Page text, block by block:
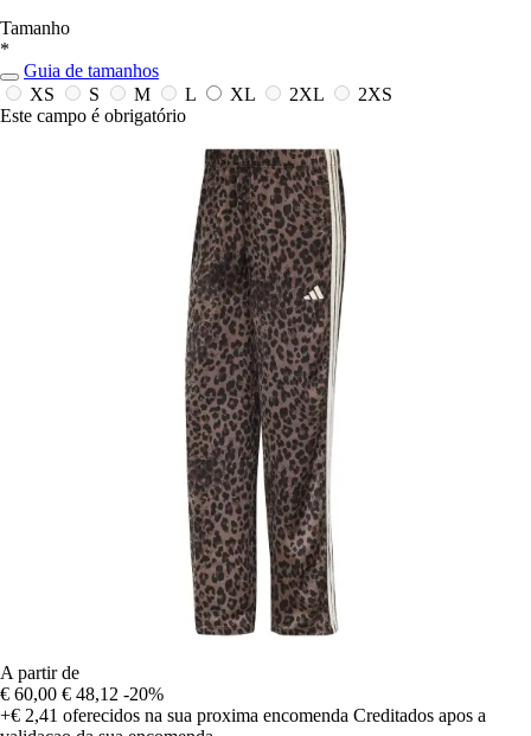
Tamanho
*
Guia de tamanhos
XS
S M L XL 2XL
2XS
Este campo é obrigatório
A partir de
€ 60,00 € 48,12 -20%
+€ 2,41 oferecidos na sua proxima encomenda Creditados apos a